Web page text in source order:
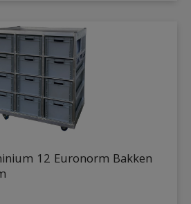
12 Euronorm Bakken